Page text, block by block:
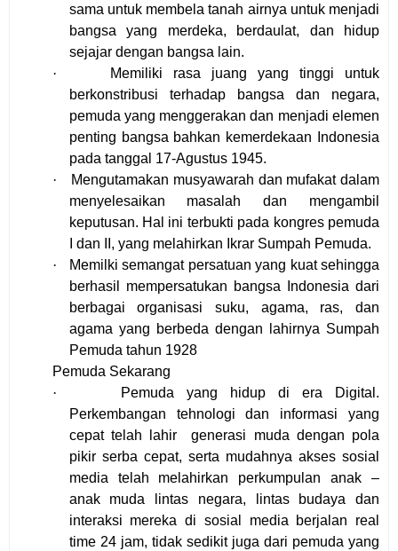
sama untuk membela tanah airnya untuk menjadi
bangsa yang merdeka, berdaulat, dan hidup
sejajar dengan bangsa lain.
·
Memiliki rasa juang yang tinggi untuk
berkonstribusi terhadap bangsa dan negara,
pemuda yang menggerakan dan menjadi elemen
penting bangsa bahkan kemerdekaan Indonesia
pada tanggal 17-Agustus 1945.
·
Mengutamakan musyawarah dan mufakat dalam
menyelesaikan masalah dan mengambil
keputusan. Hal ini terbukti pada kongres pemuda
I dan II, yang melahirkan Ikrar Sumpah Pemuda.
·
Memilki semangat persatuan yang kuat sehingga
berhasil mempersatukan bangsa Indonesia dari
berbagai organisasi suku, agama, ras, dan
agama yang berbeda dengan lahirnya Sumpah
Pemuda tahun 1928
Pemuda Sekarang
·
Pemuda yang hidup di era Digital.
Perkembangan tehnologi dan informasi yang
cepat telah lahir
generasi muda dengan pola
pikir serba cepat, serta mudahnya akses sosial
media telah melahirkan perkumpulan anak –
anak muda lintas negara, lintas budaya dan
interaksi mereka di sosial media berjalan real
time 24 jam, tidak sedikit juga dari pemuda yang